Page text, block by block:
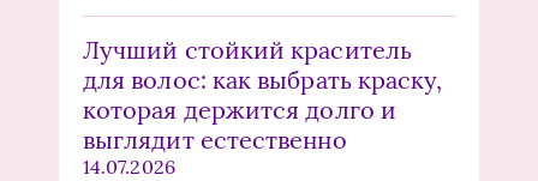
Лучший стойкий краситель
для волос: как выбрать краску,
которая держится долго и
выглядит естественно
14.07.2026